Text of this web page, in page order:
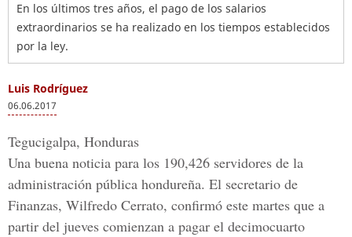
En los últimos tres años, el pago de los salarios
extraordinarios se ha realizado en los tiempos establecidos
por la ley.
Luis Rodríguez
06.06.2017
Tegucigalpa, Honduras
Una buena noticia para los 190,426 servidores de la
administración pública hondureña. El secretario de
Finanzas, Wilfredo Cerrato, confirmó este martes que a
partir del jueves comienzan a pagar el decimocuarto